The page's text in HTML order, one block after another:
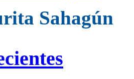
Sahagún